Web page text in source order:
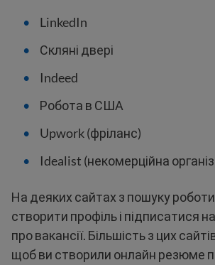
LinkedIn
Скляні двері
Indeed
Робота в США
Upwork (фріланс)
Idealist (некомерційна
На деяких сайтах з пошуку
створити профіль і підписатися
про вакансії. Більшість з цих
щоб ви створили онлайн резюме